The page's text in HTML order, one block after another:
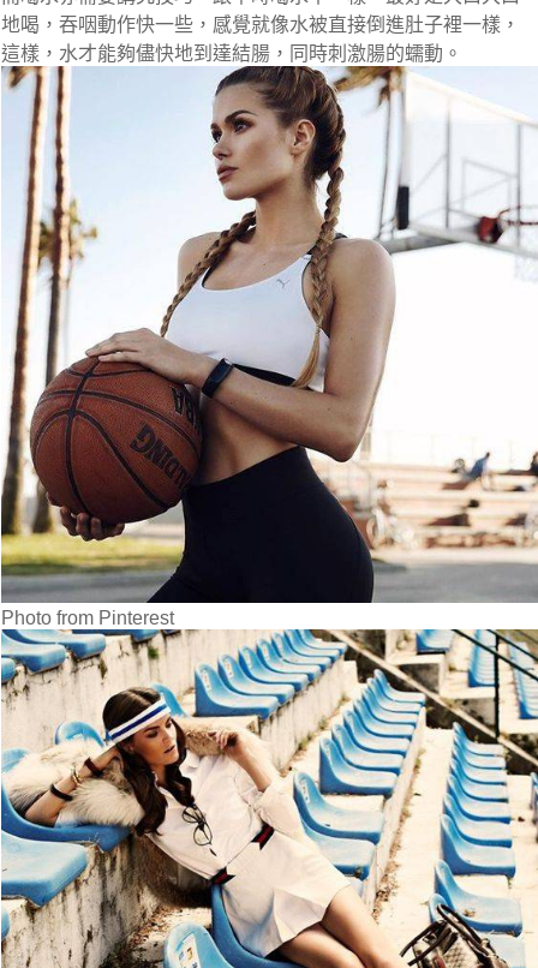
地喝，吞咽動作快一些，感覺就像水被直接倒進肚子裡一樣，
這樣，水才能夠儘快地到達結腸，同時刺激腸的蠕動。
Photo from Pinterest